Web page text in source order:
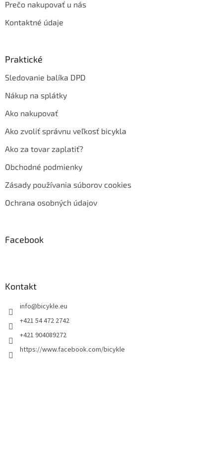
Prečo nakupovať u nás
Kontaktné údaje
Praktické
Sledovanie balíka DPD
Nákup na splátky
Ako nakupovať
Ako zvoliť správnu veľkosť bicykla
Ako za tovar zaplatiť?
Obchodné podmienky
Zásady používania súborov cookies
Ochrana osobných údajov
Facebook
Kontakt
info@bicykle.eu
+421 54 472 2742
+421 904089272
https://www.facebook.com/bicykle